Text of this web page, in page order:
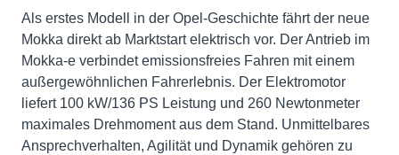
Als erstes Modell in der Opel-Geschichte fährt der neue
Mokka direkt ab Marktstart elektrisch vor. Der Antrieb im
Mokka-e verbindet emissionsfreies Fahren mit einem
außergewöhnlichen Fahrerlebnis. Der Elektromotor
liefert 100 kW/136 PS Leistung und 260 Newtonmeter
maximales Drehmoment aus dem Stand. Unmittelbares
Ansprechverhalten, Agilität und Dynamik gehören zu